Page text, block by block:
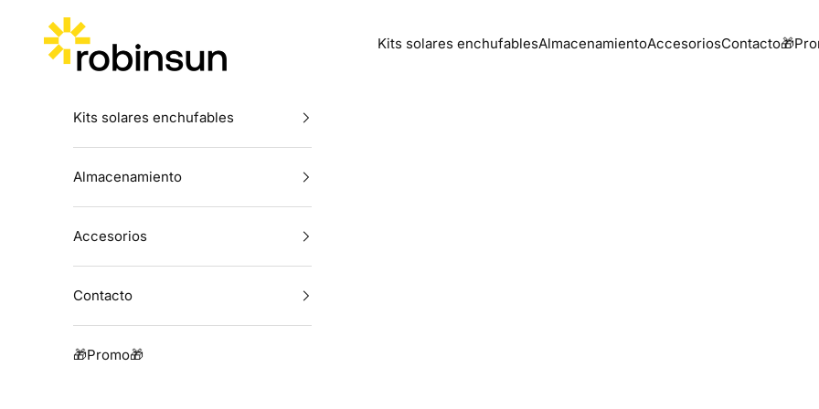
Robinsun
Kits solares enchufablesAlmacenamientoAccesoriosContacto
Kits solares enchufables
Almacenamiento
Accesorios
Contacto
🎁Promo🎁